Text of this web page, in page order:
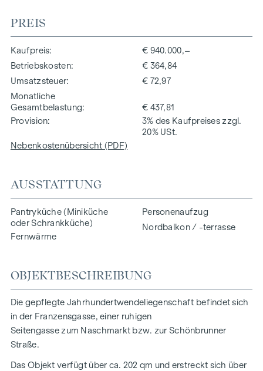
PREIS
Kaufpreis
€ 940.000,–
Betriebskosten
€ 364,84
Umsatzsteuer
€ 72,97
Monatliche
Gesamtbelastung
€ 437,81
Provision
3% des Kaufpreises zzgl.
20% USt.
Nebenkostenübersicht (PDF)
AUSSTATTUNG
Pantryküche (Miniküche
oder Schrankküche)
Fernwärme
Personenaufzug
Nordbalkon / -terrasse
OBJEKTBESCHREIBUNG
Die gepflegte Jahrhundertwendeliegenschaft befindet sich
in der Franzensgasse, einer ruhigen
Seitengasse zum Naschmarkt bzw. zur Schönbrunner
Straße.
Das Objekt verfügt über ca. 202 qm und erstreckt sich über